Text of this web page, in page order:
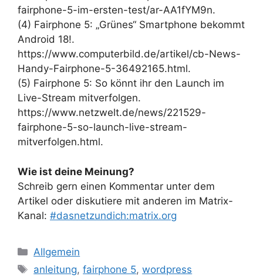
fairphone-5-im-ersten-test/ar-AA1fYM9n.
(4) Fairphone 5: „Grünes“ Smartphone bekommt
Android 18!.
https://www.computerbild.de/artikel/cb-News-
Handy-Fairphone-5-36492165.html.
(5) Fairphone 5: So könnt ihr den Launch im
Live-Stream mitverfolgen.
https://www.netzwelt.de/news/221529-
fairphone-5-so-launch-live-stream-
mitverfolgen.html.
Wie ist deine Meinung?
Schreib gern einen Kommentar unter dem
Artikel oder diskutiere mit anderen im Matrix-
Kanal: #dasnetzundich:matrix.org
Kategorien
Allgemein
Schlagwörter
anleitung,fairphone 5,wordpress